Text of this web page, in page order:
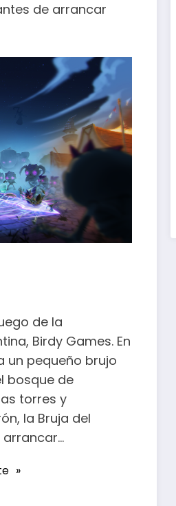
de arrancar
de la
Birdy Games. En
un pequeño brujo
bosque de
torres y
la Bruja del
arrancar…
»